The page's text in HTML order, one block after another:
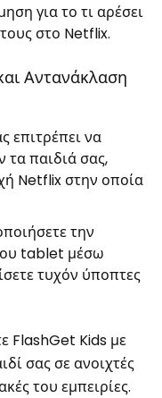
για το τι αρέσει
στο Netflix.
Αντανάκλαση
επιτρέπει να
τα παιδιά σας,
Netflix στην οποία
την
tablet μέσω
τυχόν ύποπτες
FlashGet Kids με
σας σε ανοιχτές
του εμπειρίες.